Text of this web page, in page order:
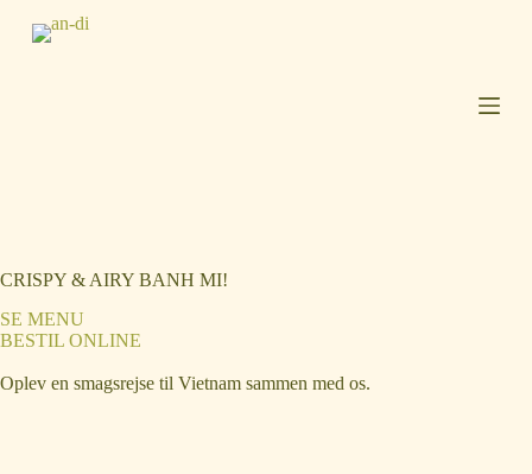
S
k
t
CRISPY & AIRY BANH MI!
SE MENU
BESTIL ONLINE
Oplev en smagsrejse til Vietnam sammen med os.